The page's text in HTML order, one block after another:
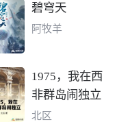
碧穹天
阿牧羊
1975，我在西
非群岛闹独立
北区